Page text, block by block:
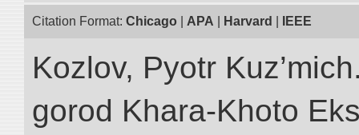
Citation Format: Chicago APA Harvard IEEE
Kozlov, Pyotr
gorod Khara-Khoto